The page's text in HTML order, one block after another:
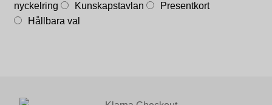
nyckelring
Kunskapstavlan
Presentkort
Hållbara val